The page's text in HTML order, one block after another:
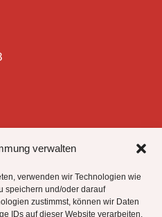
verwalten
verwenden wir Technologien wie
speichern und/oder darauf
zustimmst, können wir Daten
IDs auf dieser Website verarbeiten.